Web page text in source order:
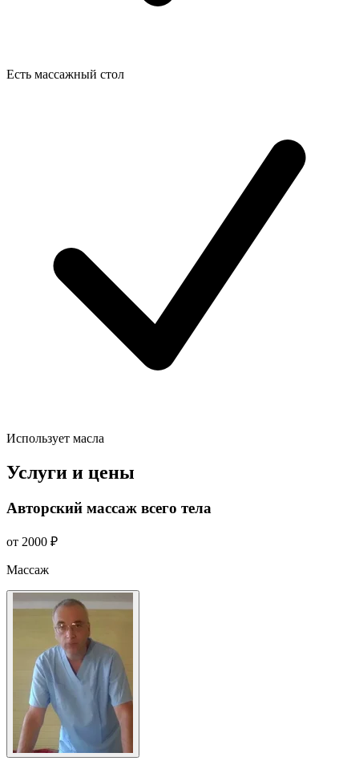
Есть массажный стол
Использует масла
Услуги и цены
Авторский массаж всего тела
от 2000 ₽
Массаж